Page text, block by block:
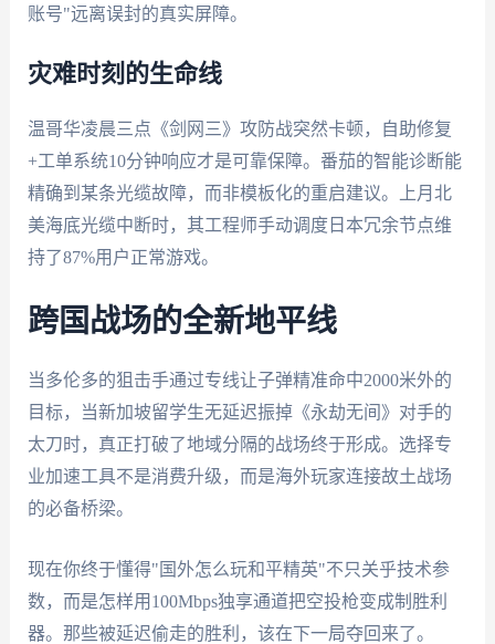
账号"远离误封的真实屏障。
灾难时刻的生命线
温哥华凌晨三点《剑网三》攻防战突然卡顿，自助修复
+工单系统10分钟响应才是可靠保障。番茄的智能诊断能
精确到某条光缆故障，而非模板化的重启建议。上月北
美海底光缆中断时，其工程师手动调度日本冗余节点维
持了87%用户正常游戏。
跨国战场的全新地平线
当多伦多的狙击手通过专线让子弹精准命中2000米外的
目标，当新加坡留学生无延迟振掉《永劫无间》对手的
太刀时，真正打破了地域分隔的战场终于形成。选择专
业加速工具不是消费升级，而是海外玩家连接故土战场
的必备桥梁。
现在你终于懂得"国外怎么玩和平精英"不只关乎技术参
数，而是怎样用100Mbps独享通道把空投枪变成制胜利
器。那些被延迟偷走的胜利，该在下一局夺回来了。